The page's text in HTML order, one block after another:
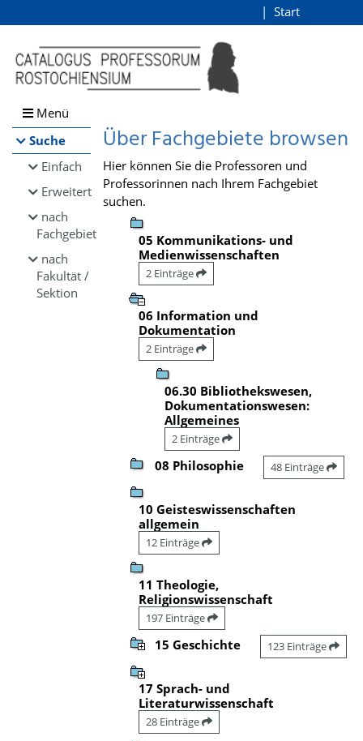
Browsen
direkt zum Inhalt
Start
Menü
Suche
Einfach
Erweitert
nach
Fachgebiet
nach
Fakultät /
Sektion
Über Fachgebiete browsen
Hier können Sie die Professoren und
Professorinnen nach Ihrem Fachgebiet
suchen.
05 Kommunikations- und
Medienwissenschaften
2 Einträge
06 Information und
Dokumentation
2 Einträge
06.30 Bibliothekswesen,
Dokumentationswesen:
Allgemeines
2 Einträge
08 Philosophie 48 Einträge
10 Geisteswissenschaften
allgemein
12 Einträge
11 Theologie,
Religionswissenschaft
197 Einträge
15 Geschichte 123 Einträge
17 Sprach- und
Literaturwissenschaft
28 Einträge